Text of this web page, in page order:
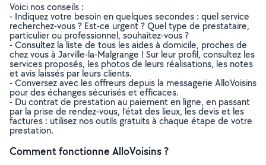
Voici nos conseils :
- Indiquez votre besoin en quelques secondes : quel service
recherchez-vous ? Est-ce urgent ? Quel type de prestataire,
particulier ou professionnel, souhaitez-vous ?
- Consultez la liste de tous les aides à domicile, proches de
chez vous à Jarville-la-Malgrange ! Sur leur profil, consultez les
services proposés, les photos de leurs réalisations, les notes
et avis laissés par leurs clients.
- Conversez avec les offreurs depuis la messagerie AlloVoisins
pour des échanges sécurisés et efficaces.
- Du contrat de prestation au paiement en ligne, en passant
par la prise de rendez-vous, l’état des lieux, les devis et les
factures : utilisez nos outils gratuits à chaque étape de votre
prestation.
Comment fonctionne AlloVoisins ?